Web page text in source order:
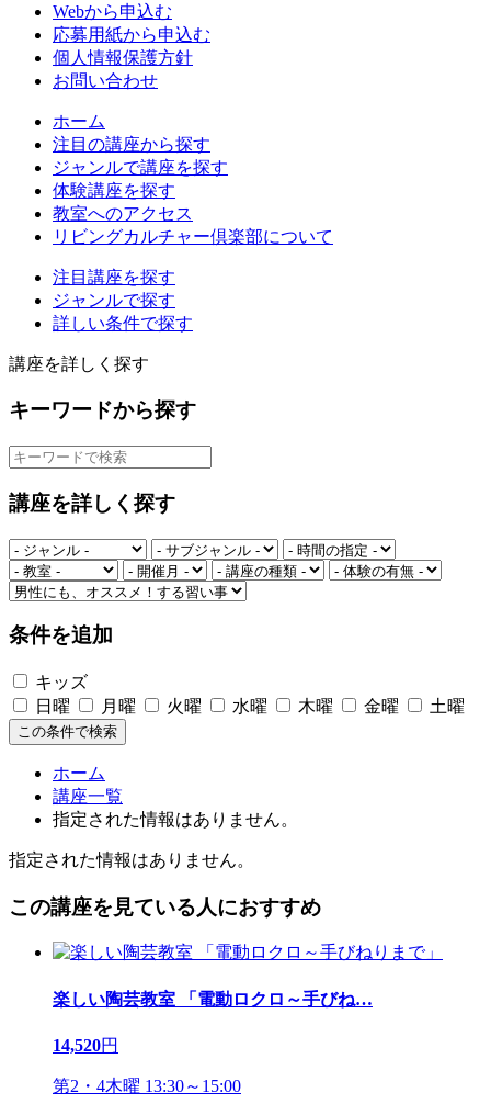
Webから申込む
応募用紙から申込む
個人情報保護方針
お問い合わせ
ホーム
注目の講座から探す
ジャンルで講座を探す
体験講座を探す
教室へのアクセス
リビングカルチャー倶楽部について
注目講座を探す
ジャンルで探す
詳しい条件で探す
講座を詳しく探す
キーワードから探す
講座を詳しく探す
条件を追加
キッズ
日曜
月曜 火曜 水曜 木曜 金曜 土曜
この条件で検索
ホーム
講座一覧
指定された情報はありません。
指定された情報はありません。
この講座を見ている人におすすめ
楽しい陶芸教室 「電動ロクロ～手びね…
14,520円
第2・4木曜 13:30～15:00